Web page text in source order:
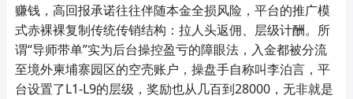
赚钱，高回报承诺往往伴随本金全损风险，平台的推广模
式赤裸裸复制传统传销结构：拉人头返佣、层级计酬。所
谓“导师带单”实为后台操控盈亏的障眼法，入金都被分流
至境外柬埔寨园区的空壳账户，操盘手自称叫李泊言，平
台设置了L1-L9的层级，奖励也从几百到28000，无非就是